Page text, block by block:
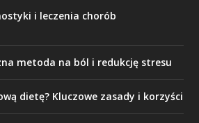
i leczenia chorób
metoda na ból i redukcję stresu
dietę? Kluczowe zasady i korzyści